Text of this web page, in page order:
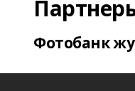
Фотобанк